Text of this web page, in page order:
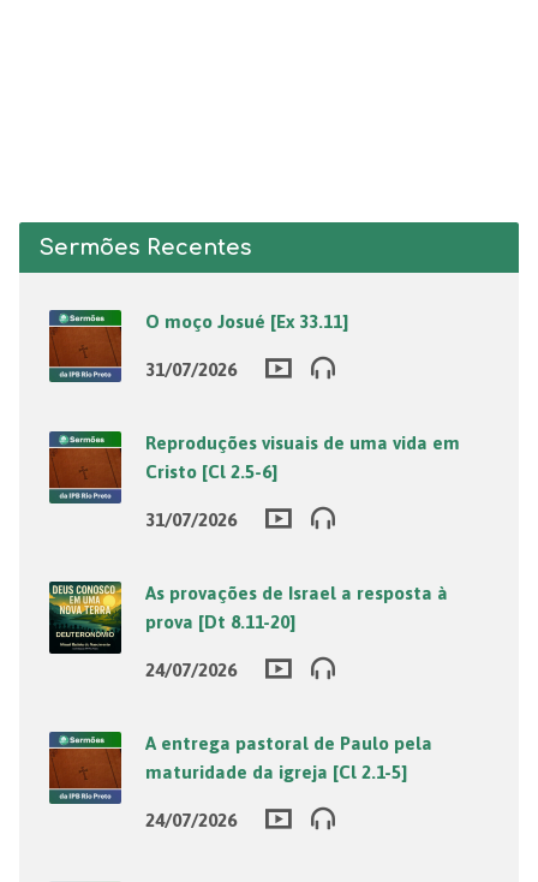
Sermões Recentes
O moço Josué [Ex 33.11]
31/07/2026
Reproduções visuais de uma vida em
Cristo [Cl 2.5-6]
31/07/2026
As provações de Israel a resposta à
prova [Dt 8.11-20]
24/07/2026
A entrega pastoral de Paulo pela
maturidade da igreja [Cl 2.1-5]
24/07/2026